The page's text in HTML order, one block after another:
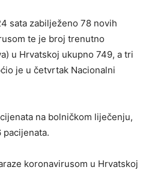
sata zabilježeno 78 novih
te je broj trenutno
u Hrvatskoj ukupno 749, a tri
je u četvrtak Nacionalni
na bolničkom liječenju,
koronavirusom u Hrvatskoj